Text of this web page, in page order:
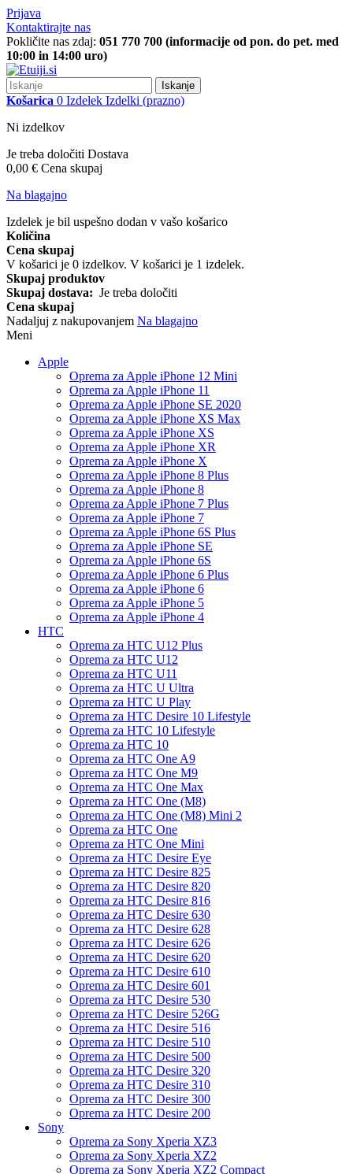
Prijava
Kontaktirajte nas
Pokličite nas zdaj: 051 770 700 (informacije od pon. do pet. med
10:00 in 14:00 uro)
Iskanje
Košarica 0 Izdelek Izdelki (prazno)
Ni izdelkov
Je treba določiti Dostava
0,00 € Cena skupaj
Na blagajno
Izdelek je bil uspešno dodan v vašo košarico
Količina
Cena skupaj
V košarici je 0 izdelkov. V košarici je 1 izdelek.
Skupaj produktov
Skupaj dostava: Je treba določiti
Cena skupaj
Nadaljuj z nakupovanjem Na blagajno
Meni
Apple
Oprema za Apple iPhone 12 Mini
Oprema za Apple iPhone 11
Oprema za Apple iPhone SE 2020
Oprema za Apple iPhone XS Max
Oprema za Apple iPhone XS
Oprema za Apple iPhone XR
Oprema za Apple iPhone X
Oprema za Apple iPhone 8 Plus
Oprema za Apple iPhone 8
Oprema za Apple iPhone 7 Plus
Oprema za Apple iPhone 7
Oprema za Apple iPhone 6S Plus
Oprema za Apple iPhone SE
Oprema za Apple iPhone 6S
Oprema za Apple iPhone 6 Plus
Oprema za Apple iPhone 6
Oprema za Apple iPhone 5
Oprema za Apple iPhone 4
HTC
Oprema za HTC U12 Plus
Oprema za HTC U12
Oprema za HTC U11
Oprema za HTC U Ultra
Oprema za HTC U Play
Oprema za HTC Desire 10 Lifestyle
Oprema za HTC 10 Lifestyle
Oprema za HTC 10
Oprema za HTC One A9
Oprema za HTC One M9
Oprema za HTC One Max
Oprema za HTC One (M8)
Oprema za HTC One (M8) Mini 2
Oprema za HTC One
Oprema za HTC One Mini
Oprema za HTC Desire Eye
Oprema za HTC Desire 825
Oprema za HTC Desire 820
Oprema za HTC Desire 816
Oprema za HTC Desire 630
Oprema za HTC Desire 628
Oprema za HTC Desire 626
Oprema za HTC Desire 620
Oprema za HTC Desire 610
Oprema za HTC Desire 601
Oprema za HTC Desire 530
Oprema za HTC Desire 526G
Oprema za HTC Desire 516
Oprema za HTC Desire 510
Oprema za HTC Desire 500
Oprema za HTC Desire 320
Oprema za HTC Desire 310
Oprema za HTC Desire 300
Oprema za HTC Desire 200
Sony
Oprema za Sony Xperia XZ3
Oprema za Sony Xperia XZ2
Oprema za Sony Xperia XZ2 Compact